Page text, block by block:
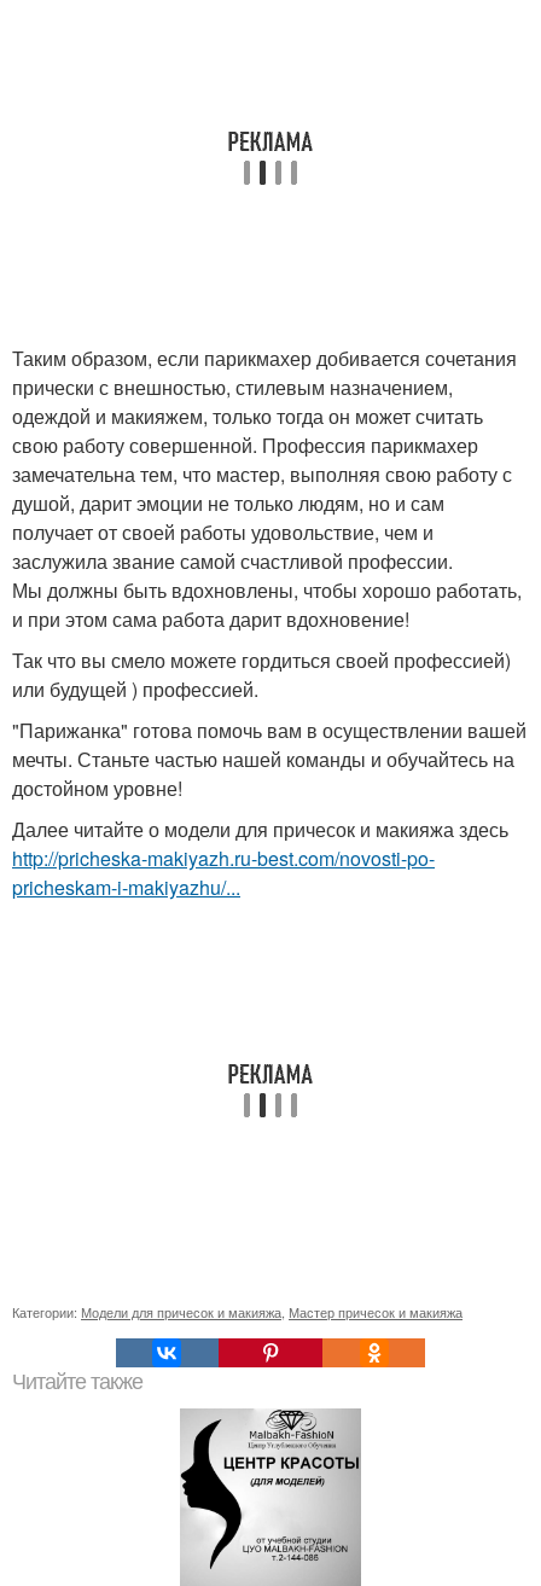
Таким образом, если парикмахер добивается сочетания
прически с внешностью, стилевым назначением,
одеждой и макияжем, только тогда он может считать
свою работу совершенной. Профессия парикмахер
замечательна тем, что мастер, выполняя свою работу с
душой, дарит эмоции не только людям, но и сам
получает от своей работы удовольствие, чем и
заслужила звание самой счастливой профессии.
Мы должны быть вдохновлены, чтобы хорошо работать,
и при этом сама работа дарит вдохновение!
Так что вы смело можете гордиться своей профессией)
или будущей ) профессией.
"Парижанка" готова помочь вам в осуществлении вашей
мечты. Станьте частью нашей команды и обучайтесь на
достойном уровне!
Далее читайте о модели для причесок и макияжа здесь
http://pricheska-makiyazh.ru-best.com/novosti-po-
pricheskam-i-makiyazhu/...
Категории: Модели для причесок и макияжа Мастер причесок и макияжа
Читайте также